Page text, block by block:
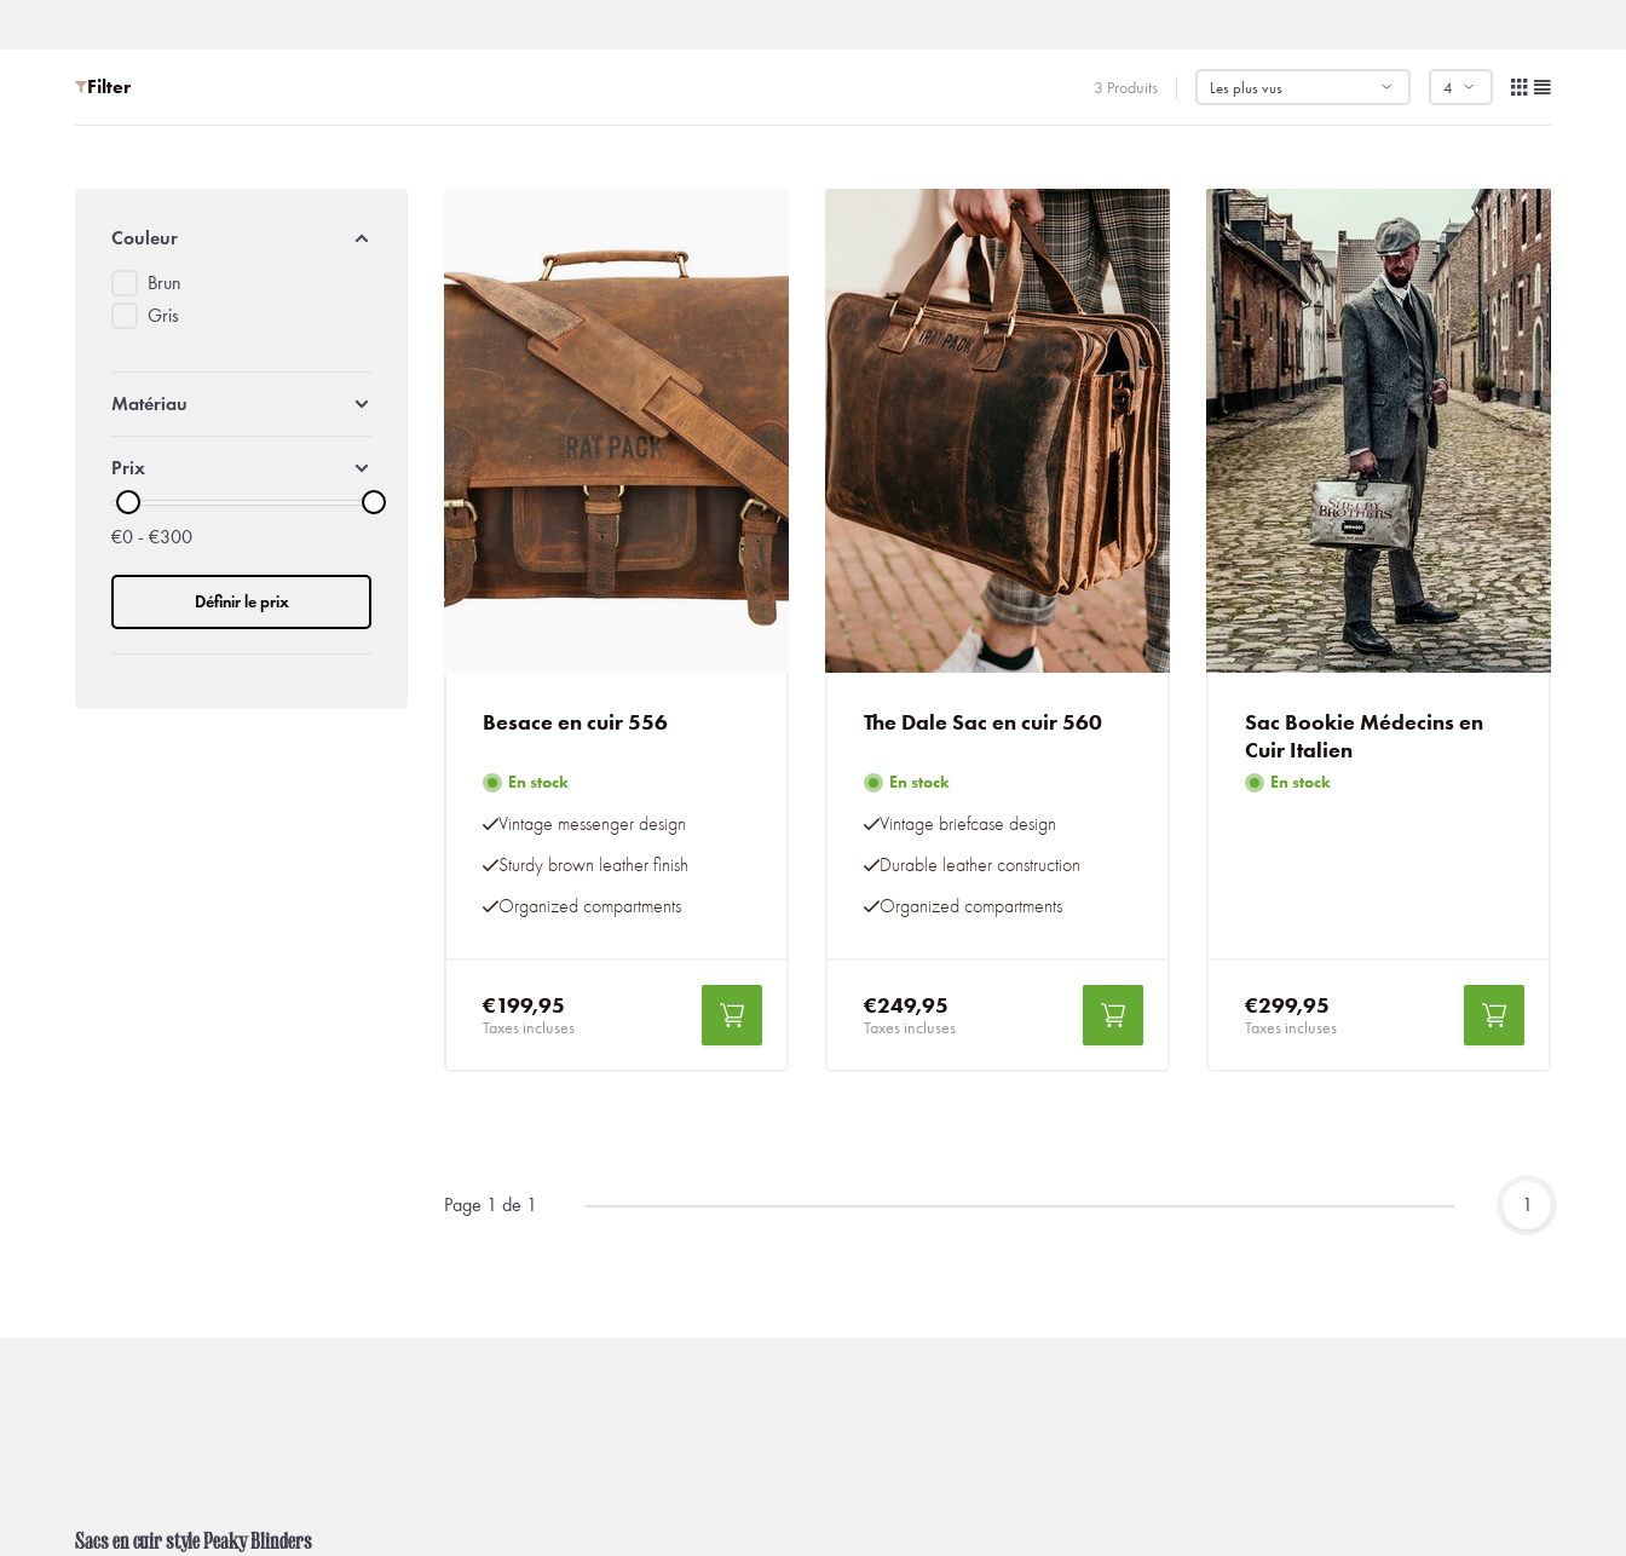
Filter 3 Produits
Couleur
Brun
Gris
Matériau
Prix
€0 - €300
Définir le prix
Besace en cuir 556
En stock
Vintage messenger design
Sturdy brown leather finish
Organized compartments
€199,95
Taxes incluses
The Dale Sac en cuir 560
En stock
Vintage briefcase design
Durable leather construction
Organized compartments
€249,95
Taxes incluses
Sac Bookie Médecins en
Cuir Italien
En stock
€299,95
Taxes incluses
Page 1 de 1 1
Sacs en cuir style Peaky Blinders